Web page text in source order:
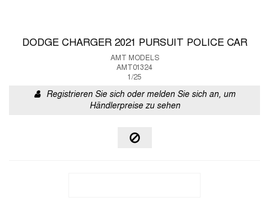
DODGE CHARGER 2021 PURSUIT POLICE CAR
AMT MODELS
AMT01324
1/25
Registrieren Sie sich oder melden Sie sich an, um
Händlerpreise zu sehen